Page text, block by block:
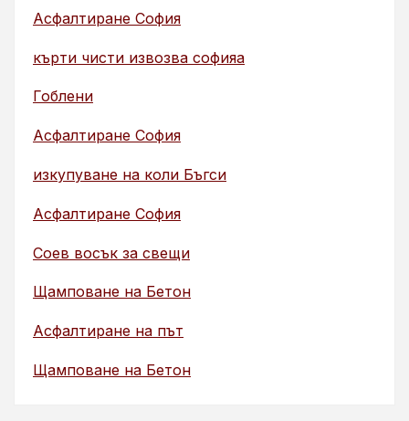
Асфалтиране София
кърти чисти извозва софияа
Гоблени
Асфалтиране София
изкупуване на коли Бъгси
Асфалтиране София
Соев восък за свещи
Щамповане на Бетон
Асфалтиране на път
Щамповане на Бетон